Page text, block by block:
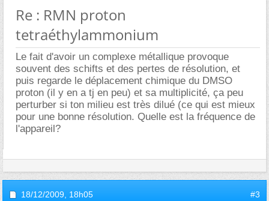
Re : RMN proton
tetraéthylammonium
Le fait d'avoir un complexe métallique provoque
souvent des schifts et des pertes de résolution, et
puis regarde le déplacement chimique du DMSO
proton (il y en a tj en peu) et sa multiplicité, ça peu
perturber si ton milieu est très dilué (ce qui est mieux
pour une bonne résolution. Quelle est la fréquence de
l'appareil?
18/12/2009, 18h05 #3